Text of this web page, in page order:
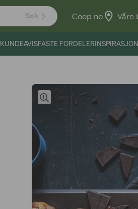
Søk Coop.no Våre
KUNDEAVISFASTE FORDELERINSPIRASJON